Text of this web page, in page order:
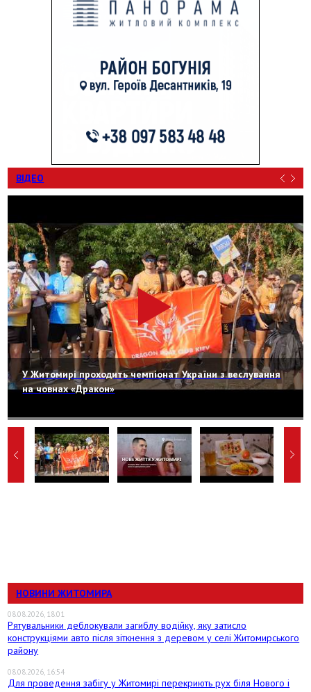
ВІДЕО
У Житомирі проходить чемпіонат України з веслування
на човнах «Дракон»
НОВИНИ ЖИТОМИРА
08.08.2026, 18:01
Рятувальники деблокували загиблу водійку, яку затисло
конструкціями авто після зіткнення з деревом у селі Житомирського
району
08.08.2026, 16:54
Для проведення забігу у Житомирі перекриють рух біля Нового і